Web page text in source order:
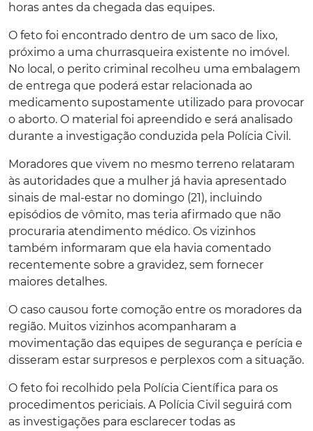
horas antes da chegada das equipes.
O feto foi encontrado dentro de um saco de lixo,
próximo a uma churrasqueira existente no imóvel.
No local, o perito criminal recolheu uma embalagem
de entrega que poderá estar relacionada ao
medicamento supostamente utilizado para provocar
o aborto. O material foi apreendido e será analisado
durante a investigação conduzida pela Polícia Civil.
Moradores que vivem no mesmo terreno relataram
às autoridades que a mulher já havia apresentado
sinais de mal-estar no domingo (21), incluindo
episódios de vômito, mas teria afirmado que não
procuraria atendimento médico. Os vizinhos
também informaram que ela havia comentado
recentemente sobre a gravidez, sem fornecer
maiores detalhes.
O caso causou forte comoção entre os moradores da
região. Muitos vizinhos acompanharam a
movimentação das equipes de segurança e perícia e
disseram estar surpresos e perplexos com a situação.
O feto foi recolhido pela Polícia Científica para os
procedimentos periciais. A Polícia Civil seguirá com
as investigações para esclarecer todas as